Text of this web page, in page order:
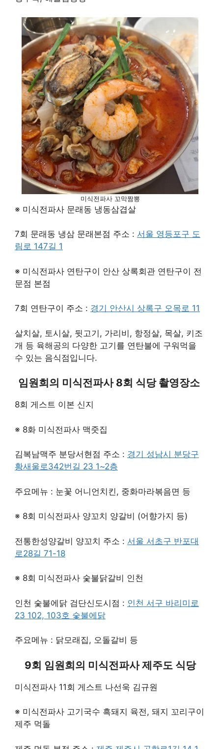
미식전파사 꼬막짬뽕
※ 미식전파사 문래동 냉동삼겹살
7회 문래동 냉삼 문래본점 주소 : 서울 영등포구 도
림로 147길 1
※ 미식전파사 연탄구이 안산 상록회관 연탄구이 전
문점 본점
7회 연탄구이 주소 : 경기 안산시 상록구 오목로 11
살치살, 토시살, 뒷고기, 가리비, 항정살, 목살, 키조
개 등 육해공의 다양한 고기를 연탄불에 구워먹을
수 있는 음식점입니다.
임원희의 미식전파사 8회 식당 촬영장소
8회 게스트 이본 신지
※ 8화 미식전파사 맥줏집
김복남맥주 분당서현점 주소 : 경기 성남시 분당구
황새울로342번길 23 1~2층
주요메뉴 : 눈꽃 어니언치킨, 중화마라볶음면 등
※ 8회 미식전파사 양꼬치 양갈비 (어향가지 등)
전통한성양갈비 양꼬치 주소 : 서울 서초구 반포대
로28길 71-18
※ 8회 미식전파사 숯불닭갈비 인천
인천 숯불에닭 검단신도시점 : 인천 서구 바리미로
23 102, 103호 숯불에닭
주요메뉴 : 닭모래집, 오돌갈비 등
9회 임원희의 미식전파사 제주도 식당
미식전파사 11회 게스트 나선욱 김규원
※ 미식전파사 고기국수 흑돼지 육전, 돼지 꼬리구이
제주 먹돌